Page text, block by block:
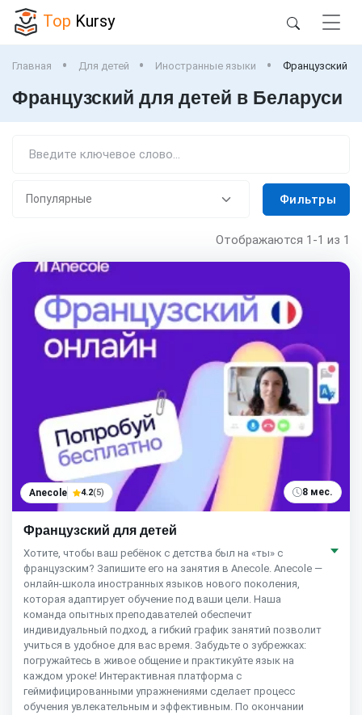
Top Kursy
Главная Для детей Иностранные языки Французский
Французский для детей в Беларуси
Фильтры
Отображаются 1-1 из 1
Anecole 4.2(5) 8 мес.
Французский для детей
Хотите, чтобы ваш ребёнок с детства был на «ты» с
французским? Запишите его на занятия в Anecole. Anecole —
онлайн-школа иностранных языков нового поколения,
которая адаптирует обучение под ваши цели. Наша
команда опытных преподавателей обеспечит
индивидуальный подход, а гибкий график занятий позволит
учиться в удобное для вас время. Забудьте о зубрежках:
погружайтесь в живое общение и практикуйте язык на
каждом уроке! Интерактивная платформа с
геймифицированными упражнениями сделает процесс
обучения увлекательным и эффективным. По окончании